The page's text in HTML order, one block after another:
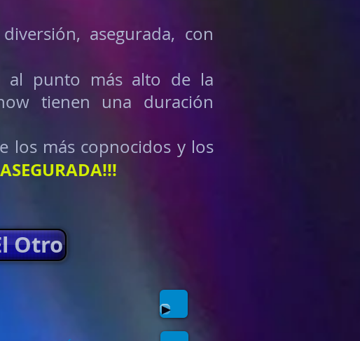
asegurada, con
al punto más alto de la
tienen una duración
los más copnocidos y los
Otro